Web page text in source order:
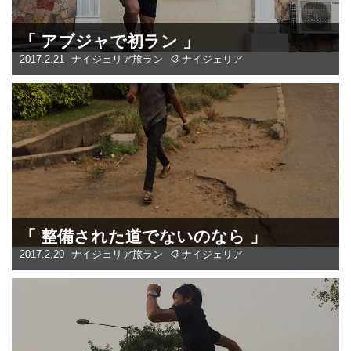
「 アブジャで初ラン 」
2017.2.21 ナイジェリア旅ラン ナイジェリア
「 整備された道でないのなら 」
2017.2.20 ナイジェリア旅ラン ナイジェリア